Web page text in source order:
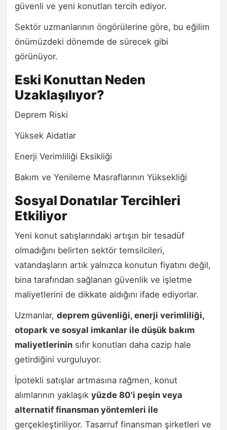
güvenli ve yeni konutları tercih ediyor.
Sektör uzmanlarının öngörülerine göre, bu eğilim
önümüzdeki dönemde de sürecek gibi
görünüyor.
Eski Konuttan Neden
Uzaklaşılıyor?
Deprem Riski
Yüksek Aidatlar
Enerji Verimliliği Eksikliği
Bakım ve Yenileme Masraflarının Yüksekliği
Sosyal Donatılar Tercihleri
Etkiliyor
Yeni konut satışlarındaki artışın bir tesadüf
olmadığını belirten sektör temsilcileri,
vatandaşların artık yalnızca konutun fiyatını değil,
bina tarafından sağlanan güvenlik ve işletme
maliyetlerini de dikkate aldığını ifade ediyorlar.
Uzmanlar, deprem güvenliği, enerji verimliliği,
otopark ve sosyal imkanlar ile düşük bakım
maliyetlerinin sıfır konutları daha cazip hale
getirdiğini vurguluyor.
İpotekli satışlar artmasına rağmen, konut
alımlarının yaklaşık yüzde 80'i peşin veya
alternatif finansman yöntemleri ile
gerçekleştiriliyor. Tasarruf finansman şirketleri ve